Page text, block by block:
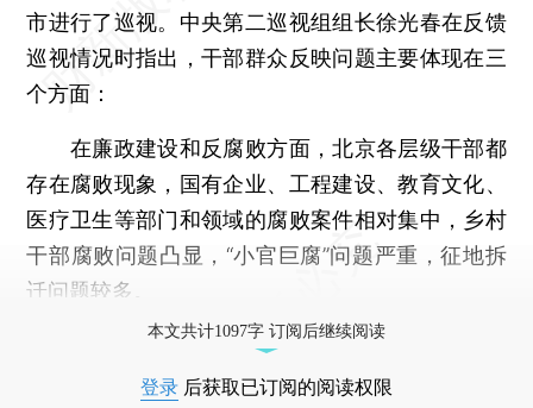
市进行了巡视。中央第二巡视组组长徐光春在反馈
巡视情况时指出，干部群众反映问题主要体现在三
个方面：
在廉政建设和反腐败方面，北京各层级干部都
存在腐败现象，国有企业、工程建设、教育文化、
医疗卫生等部门和领域的腐败案件相对集中，乡村
干部腐败问题凸显，“小官巨腐”问题严重，征地拆
迁问题较多。
本文共计1097字 订阅后继续阅读
登录 后获取已订阅的阅读权限